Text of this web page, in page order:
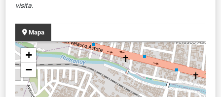
visita.
Mapa
+
−